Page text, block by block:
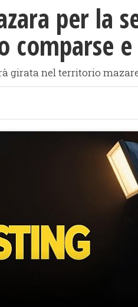
per la
comparse
girata nel territorio